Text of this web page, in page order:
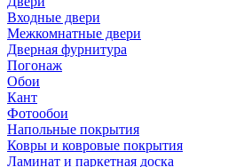
Входные двери
Межкомнатные двери
Дверная фурнитура
Погонаж
Обои
Кант
Фотообои
Напольные покрытия
Ковры и ковровые покрытия
Ламинат и паркетная доска